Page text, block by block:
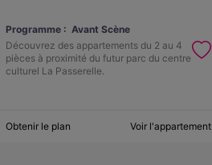
Programme : Avant Scène
Découvrez des appartements du 2 au 4
pièces à proximité du futur parc du centre
culturel La Passerelle.
Obtenir le plan Voir l'appartement